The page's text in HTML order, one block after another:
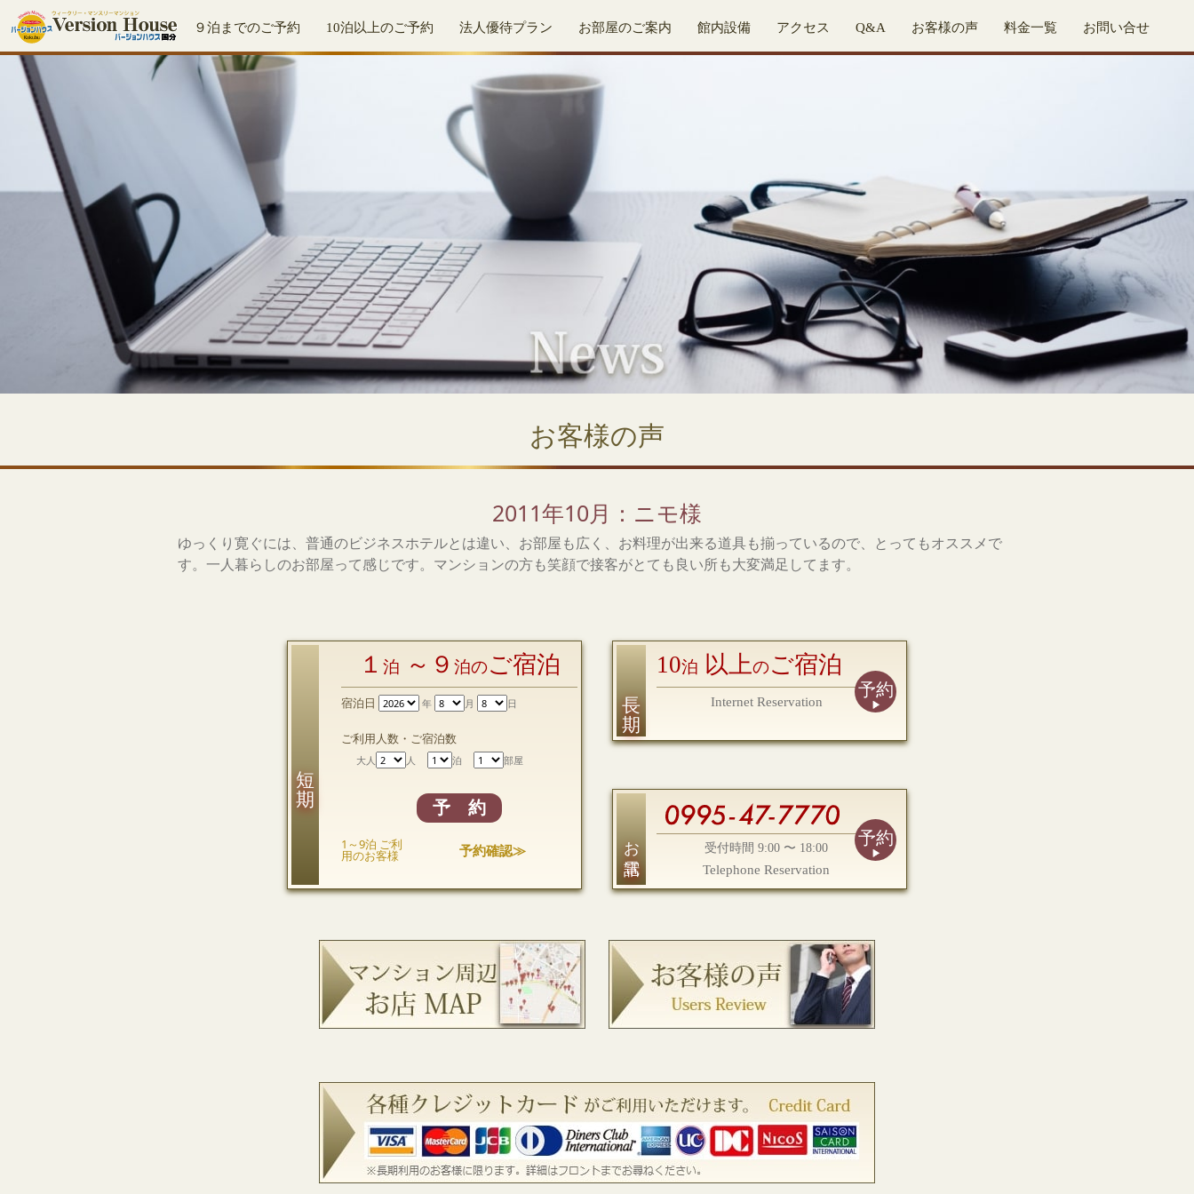
９泊までのご予約 10泊以上のご予約 法人優待プラン お部屋のご案内 館内設備 アクセス Q&A お客様の声 料金一覧 お問い合せ
お客様の声
2011年10月：ニモ様
ゆっくり寛ぐには、普通のビジネスホテルとは違い、お部屋も広く、お料理が出来る道具も揃っているので、とってもオススメで
す。一人暮らしのお部屋って感じです。マンションの方も笑顔で接客がとても良い所も大変満足してます。
１ 泊 ～９ 泊のご宿泊
宿泊日 年 月 日
ご利用人数・ご宿泊数
大人 人 泊 部屋
予 約
1～9泊 ご利
用のお客様 予約確認≫
長 期
10泊 以上のご宿泊
Internet Reservation
予約
お電話 受付時間 9:00 〜 18:00
Telephone Reservation
予約